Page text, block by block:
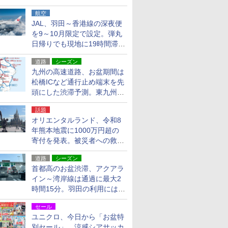
貨24種
航空
JAL、羽田～香港線の深夜便
を9～10月限定で設定。弾丸
日帰りでも現地に19時間滞在
できる
道路 シーズン
九州の高速道路、お盆期間は
松橋ICなど通行止め端末を先
頭にした渋滞予測。東九州道
への迂回は料金調整を実施
話題
オリエンタルランド、令和8
年熊本地震に1000万円超の
寄付を発表。被災者への救援
活動・復旧支援
道路 シーズン
首都高のお盆渋滞、アクアラ
イン～湾岸線は通過に最大2
時間15分。羽田の利用には
「空港西出口」の利用検討を
セール
ユニクロ、今日から「お盆特